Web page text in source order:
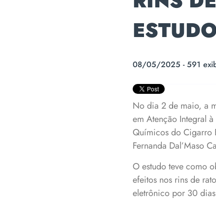
08/05/2025 - 591
No dia 2 de maio, a
em Atenção Integral
Químicos do Cigarro
Fernanda Dal’Maso
O estudo teve como
efeitos nos rins de
eletrônico por 30